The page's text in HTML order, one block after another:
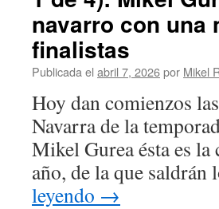
de
Navarra
2
4)
Sub18:
Aitor
Esparza
se
corona
navarro con una
finalistas
Publicada el abril 7, 2026por Mikel
Hoy dan comienzos
Navarra de la
Mikel Gurea ésta es
año, de la que
leyendo →